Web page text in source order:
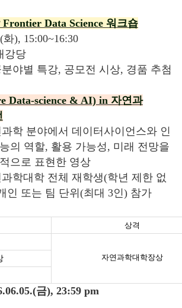
Frontier Data Science 워크숍
), 15:00~16:30
강당
야별 특강, 공모전 시상, 경품 추첨
Data-science & AI) in 자연과
학 분야에서 데이터사이언스와 인
의 역할, 활용 가능성, 미래 전망을
으로 표현한 영상
학대학 전체 재학생(학년 제한 없
인 또는 팀 단위(최대 3인) 참가
상격
자연과학대학장상
금), 23:59 pm